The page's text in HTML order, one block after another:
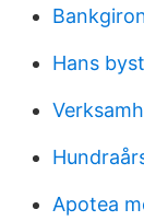
Hans
Apotea